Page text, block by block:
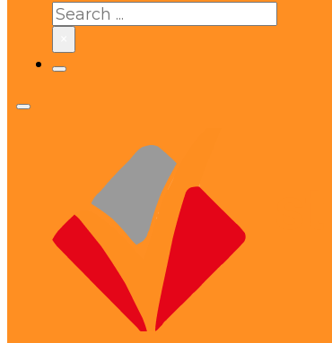
Search